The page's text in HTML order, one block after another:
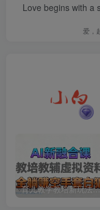
Love begins with a
爱，
育儿教学教培新玩法，AI生成教学视频，市场大，操作简单，变现天花板非常高